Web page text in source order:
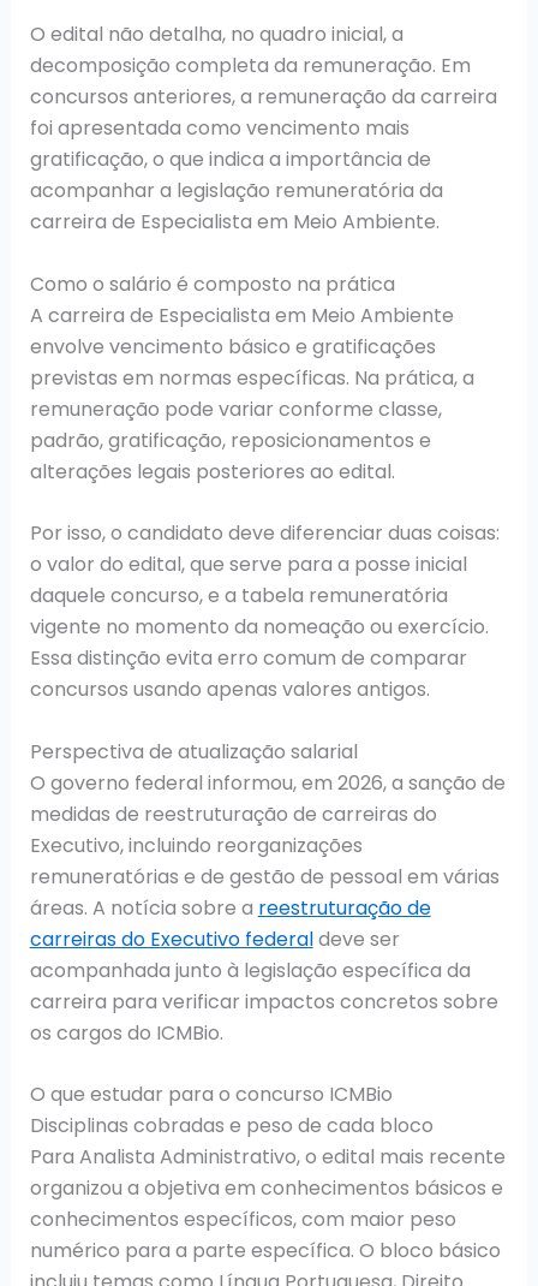
O edital não detalha, no quadro inicial, a
decomposição completa da remuneração. Em
concursos anteriores, a remuneração da carreira
foi apresentada como vencimento mais
gratificação, o que indica a importância de
acompanhar a legislação remuneratória da
carreira de Especialista em Meio Ambiente.
Como o salário é composto na prática
A carreira de Especialista em Meio Ambiente
envolve vencimento básico e gratificações
previstas em normas específicas. Na prática, a
remuneração pode variar conforme classe,
padrão, gratificação, reposicionamentos e
alterações legais posteriores ao edital.
Por isso, o candidato deve diferenciar duas coisas:
o valor do edital, que serve para a posse inicial
daquele concurso, e a tabela remuneratória
vigente no momento da nomeação ou exercício.
Essa distinção evita erro comum de comparar
concursos usando apenas valores antigos.
Perspectiva de atualização salarial
O governo federal informou, em 2026, a sanção de
medidas de reestruturação de carreiras do
Executivo, incluindo reorganizações
remuneratórias e de gestão de pessoal em várias
áreas. A notícia sobre a reestruturação de
carreiras do Executivo federaldeve ser
acompanhada junto à legislação específica da
carreira para verificar impactos concretos sobre
os cargos do ICMBio.
O que estudar para o concurso ICMBio
Disciplinas cobradas e peso de cada bloco
Para Analista Administrativo, o edital mais recente
organizou a objetiva em conhecimentos básicos e
conhecimentos específicos, com maior peso
numérico para a parte específica. O bloco básico